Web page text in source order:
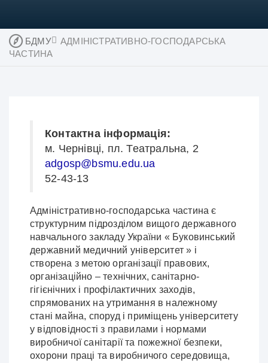
БДМУ
АДМІНІСТРАТИВНО-ГОСПОДАРСЬКА
ЧАСТИНА
Контактна інформація:
м. Чернівці, пл. Театральна, 2
adgosp@bsmu.edu.ua
52-43-13
Адміністративно-господарська частина є
структурним підрозділом вищого державного
навчального закладу України « Буковинський
державний медичний університет » і
створена з метою організації правових,
організаційно – технічних, санітарно-
гігієнічних і профілактичних заходів,
спрямованих на утримання в належному
стані майна, споруд і приміщень університету
у відповідності з правилами і нормами
виробничої санітарії та пожежної безпеки,
охорони праці та виробничого середовища,